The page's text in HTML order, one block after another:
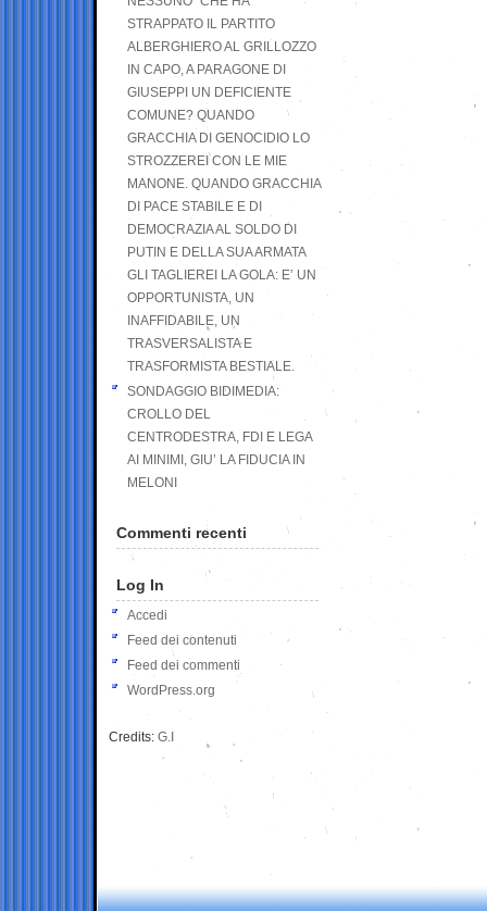
STRAPPATO IL PARTITO
ALBERGHIERO AL GRILLOZZO
IN CAPO, A PARAGONE DI
GIUSEPPI UN DEFICIENTE
COMUNE? QUANDO
GRACCHIA DI GENOCIDIO LO
STROZZEREI CON LE MIE
MANONE. QUANDO GRACCHIA
DI PACE STABILE E DI
DEMOCRAZIA AL SOLDO DI
PUTIN E DELLA SUA ARMATA
GLI TAGLIEREI LA GOLA: E’ UN
OPPORTUNISTA, UN
INAFFIDABILE, UN
TRASVERSALISTA E
TRASFORMISTA BESTIALE.
SONDAGGIO BIDIMEDIA:
CROLLO DEL
CENTRODESTRA, FDI E LEGA
AI MINIMI, GIU’ LA FIDUCIA IN
MELONI
Commenti recenti
Log In
Accedi
Feed dei contenuti
Feed dei commenti
WordPress.org
Credits: G.I